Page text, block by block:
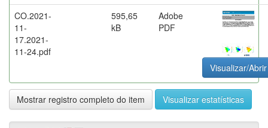
CO.2021-
11-
17.2021-
11-24.pdf
595,65
kB
Adobe
PDF
Visualizar/Abrir
Mostrar registro completo do item Visualizar estatísticas